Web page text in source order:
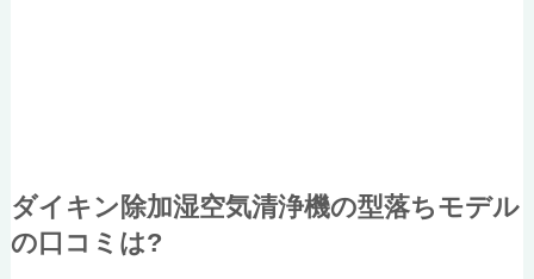
ダイキン除加湿空気清浄機の型落ちモデル
の口コミは?